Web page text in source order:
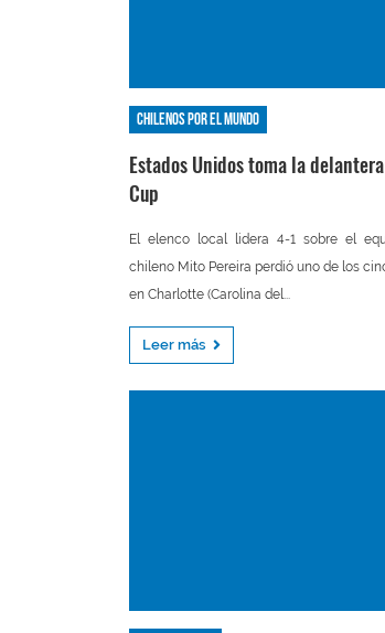
Chilenos por el mundo
Estados Unidos toma la
Cup
El elenco local lidera 4-1 sobre el
chileno Mito Pereira perdió uno de los
en Charlotte (Carolina del...
Leer más